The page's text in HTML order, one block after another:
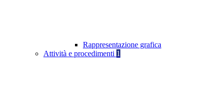
Rappresentazione grafica
Attività e procedimenti 1